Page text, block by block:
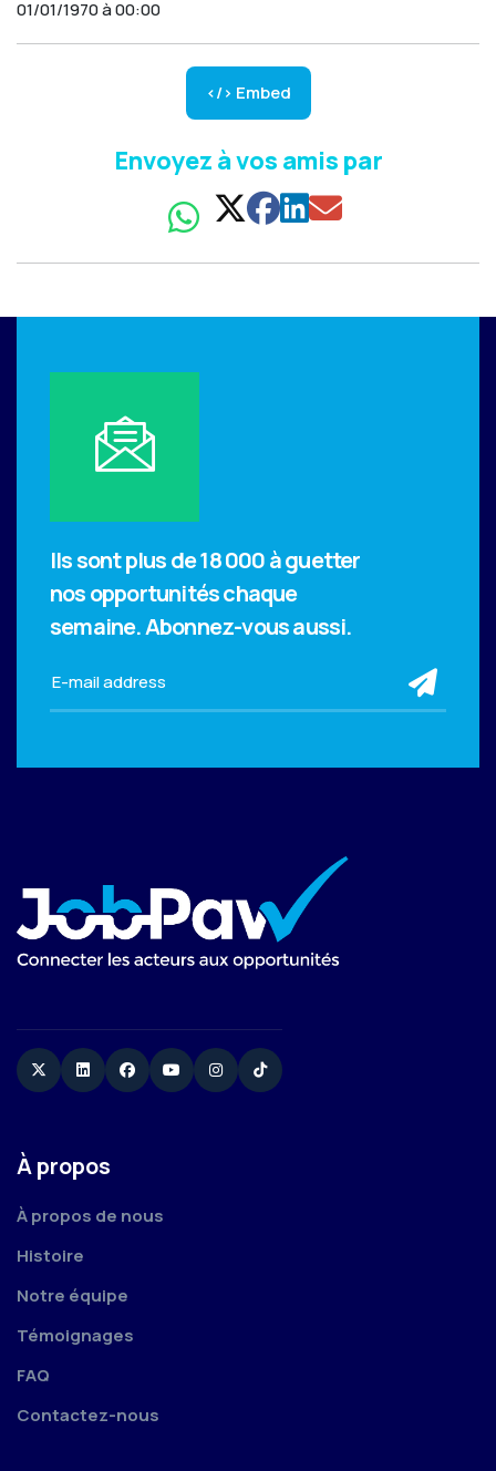
01/01/1970 à 00:00
</> Embed
Envoyez à vos amis par
Ils sont plus de 18 000 à guetter
nos opportunités chaque
semaine.Abonnez-vous aussi.
TwitterLinkedinFacebookYouTubeInstagram
TikTok
À propos
À propos de nous
Histoire
Notre équipe
Témoignages
FAQ
Contactez-nous